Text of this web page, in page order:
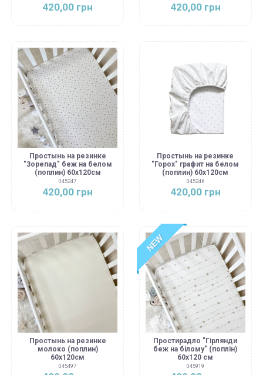
420,00 грн 420,00 грн
Простынь на резинке
"Зорепад" беж на белом
(поплин) 60х120см
045247
420,00 грн
Простынь на резинке
"Горох" графит на белом
(поплин) 60х120см
045246
420,00 грн
Простынь на резинке
молоко (поплин)
60х120см
045497
NEW
Простирадло "Гірлянди
беж на білому" (поплін)
60х120 см
045919